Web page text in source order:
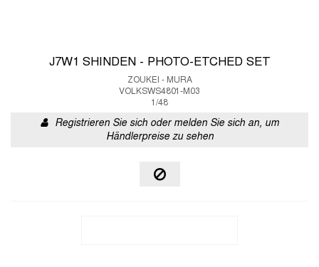
J7W1 SHINDEN - PHOTO-ETCHED SET
ZOUKEI - MURA
VOLKSWS4801-M03
1/48
Registrieren Sie sich oder melden Sie sich an, um
Händlerpreise zu sehen